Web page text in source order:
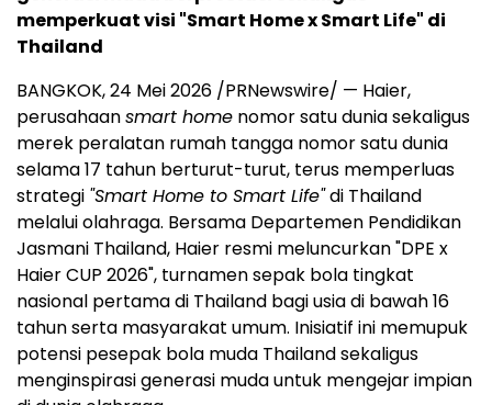
memperkuat visi "Smart Home x Smart Life" di
Thailand
BANGKOK, 24 Mei 2026 /PRNewswire/ — Haier,
perusahaansmart home nomor satu dunia sekaligus
merek peralatan rumah tangga nomor satu dunia
selama 17 tahun berturut-turut, terus memperluas
strategi "Smart Home to Smart Life"di Thailand
melalui olahraga. Bersama Departemen Pendidikan
Jasmani Thailand, Haier resmi meluncurkan "DPE x
Haier CUP 2026", turnamen sepak bola tingkat
nasional pertama di Thailand bagi usia di bawah 16
tahun serta masyarakat umum. Inisiatif ini memupuk
potensi pesepak bola muda Thailand sekaligus
menginspirasi generasi muda untuk mengejar impian